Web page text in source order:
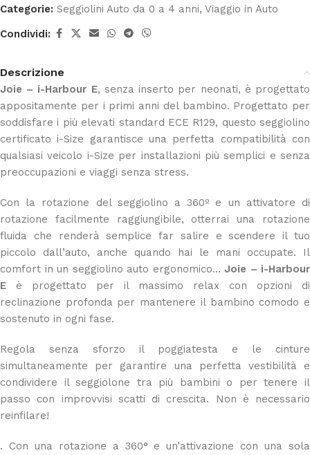
Categorie: Seggiolini Auto da 0 a 4 anni, Viaggio in Auto
Condividi:
Descrizione
Joie – i-Harbour E, senza inserto per neonati, è progettato
appositamente per i primi anni del bambino. Progettato per
soddisfare i più elevati standard ECE R129, questo seggiolino
certificato i-Size garantisce una perfetta compatibilità con
qualsiasi veicolo i-Size per installazioni più semplici e senza
preoccupazioni e viaggi senza stress.
Con la rotazione del seggiolino a 360º e un attivatore di
rotazione facilmente raggiungibile, otterrai una rotazione
fluida che renderà semplice far salire e scendere il tuo
piccolo dall’auto, anche quando hai le mani occupate. Il
comfort in un seggiolino auto ergonomico… Joie – i-Harbour
E è progettato per il massimo relax con opzioni di
reclinazione profonda per mantenere il bambino comodo e
sostenuto in ogni fase.
Regola senza sforzo il poggiatesta e le cinture
simultaneamente per garantire una perfetta vestibilità e
condividere il seggiolone tra più bambini o per tenere il
passo con improvvisi scatti di crescita. Non è necessario
reinfilare!
. Con una rotazione a 360° e un’attivazione con una sola